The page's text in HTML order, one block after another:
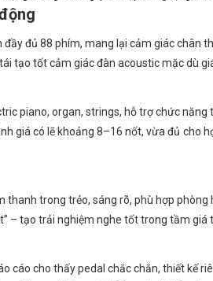
đủ 88 phím, mang lại cảm giác chân
tạo tốt cảm giác đàn acoustic mặc dù
piano, organ, strings, hỗ trợ chức
giá có lẽ khoảng 8–16 nốt, vừa đủ cho
thanh trong trẻo, sáng rõ, phù hợp
– tạo trải nghiệm nghe tốt trong tầm giá
cáo cho thấy pedal chắc chắn, thiết kế